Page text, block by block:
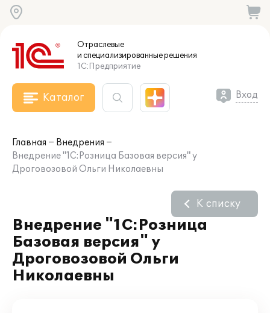
Отраслевые
и специализированныерешения
1С:Предприятие
Каталог Вход
Главная
Внедрения
Внедрение "1С:Розница Базовая версия" у
Дроговозовой Ольги Николаевны
Внедрение "1С:Розница
Базовая версия" у
Дроговозовой Ольги
Николаевны
К списку